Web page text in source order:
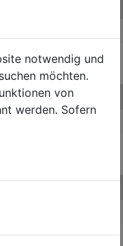
notwendig und
möchten.
von
werden. Sofern